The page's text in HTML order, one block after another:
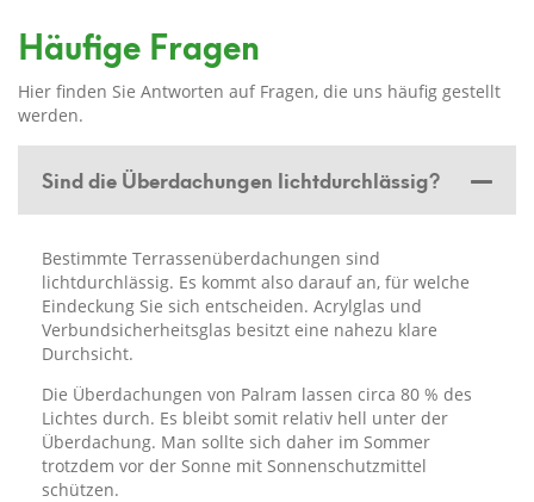
Häufige Fragen
Hier finden Sie Antworten auf Fragen, die uns häufig gestellt
werden.
Sind die Überdachungen lichtdurchlässig?
Bestimmte Terrassenüberdachungen sind
lichtdurchlässig. Es kommt also darauf an, für welche
Eindeckung Sie sich entscheiden. Acrylglas und
Verbundsicherheitsglas besitzt eine nahezu klare
Durchsicht.
Die Überdachungen von Palram lassen circa 80 % des
Lichtes durch. Es bleibt somit relativ hell unter der
Überdachung. Man sollte sich daher im Sommer
trotzdem vor der Sonne mit Sonnenschutzmittel
schützen.